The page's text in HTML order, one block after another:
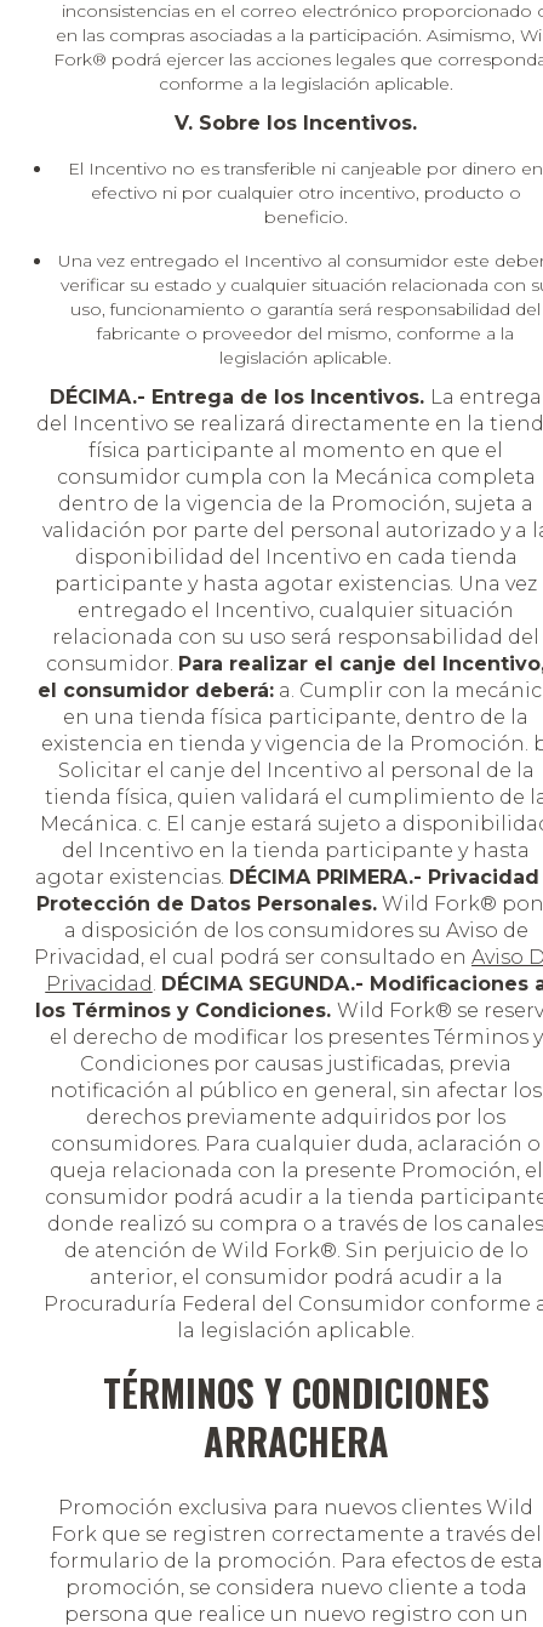
inconsistencias en el correo electrónico proporcionado
en las compras asociadas a la participación. Asimismo,
Fork® podrá ejercer las acciones legales que
conforme a la legislación aplicable.
V. Sobre los Incentivos.
El Incentivo no es transferible ni canjeable por dinero en
efectivo ni por cualquier otro incentivo, producto o
beneficio.
Una vez entregado el Incentivo al consumidor este
verificar su estado y cualquier situación relacionada con
uso, funcionamiento o garantía será responsabilidad del
fabricante o proveedor del mismo, conforme a la
legislación aplicable.
DÉCIMA.- Entrega de los Incentivos. La entrega
del Incentivo se realizará directamente en la
física participante al momento en que el
consumidor cumpla con la Mecánica completa
dentro de la vigencia de la Promoción, sujeta a
validación por parte del personal autorizado y a
disponibilidad del Incentivo en cada tienda
participante y hasta agotar existencias. Una vez
entregado el Incentivo, cualquier situación
relacionada con su uso será responsabilidad del
consumidor. Para realizar el canje del
el consumidor deberá: a. Cumplir con la
en una tienda física participante, dentro de la
existencia en tienda y vigencia de la Promoción.
Solicitar el canje del Incentivo al personal de la
tienda física, quien validará el cumplimiento de
Mecánica. c. El canje estará sujeto a
del Incentivo en la tienda participante y hasta
agotar existencias. DÉCIMA PRIMERA.-
Protección de Datos Personales.Wild Fork®
a disposición de los consumidores su Aviso de
Privacidad, el cual podrá ser consultado en Aviso
Privacidad DÉCIMA SEGUNDA.- Modificaciones
los Términos y Condiciones. Wild Fork® se
el derecho de modificar los presentes Términos y
Condiciones por causas justificadas, previa
notificación al público en general, sin afectar los
derechos previamente adquiridos por los
consumidores. Para cualquier duda, aclaración o
queja relacionada con la presente Promoción, el
consumidor podrá acudir a la tienda
donde realizó su compra o a través de los canales
de atención de Wild Fork®. Sin perjuicio de lo
anterior, el consumidor podrá acudir a la
Procuraduría Federal del Consumidor conforme
la legislación aplicable.
TÉRMINOS Y CONDICIONES
ARRACHERA
Promoción exclusiva para nuevos clientes Wild
Fork que se registren correctamente a través del
formulario de la promoción. Para efectos de esta
promoción, se considera nuevo cliente a toda
persona que realice un nuevo registro con un